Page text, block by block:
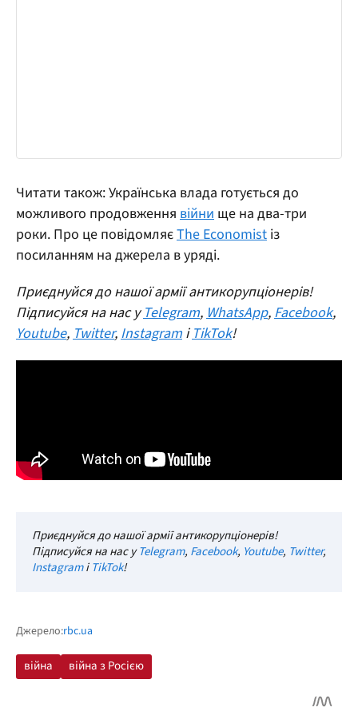
Читати також: Українська влада готується до
можливого продовження війни ще на два-три
роки. Про це повідомляєThe Economist із
посиланням на джерела в уряді.
Приєднуйся до нашої армії антикорупціонерів!
Підписуйся на нас уTelegram,WhatsApp,Facebook,
Youtube,Twitter,Instagram іTikTok!
Приєднуйся до нашої армії антикорупціонерів!
Підписуйся на нас уTelegram, Facebook, Youtube, Twitter,
InstagramіTikTok!
Джерело:rbc.ua
війна війна з Росією